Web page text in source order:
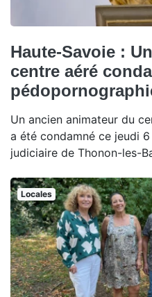
Haute-Savoie :
centre aéré
Un ancien animateur du
a été condamné ce jeudi
judiciaire de Thonon-les-
Locales